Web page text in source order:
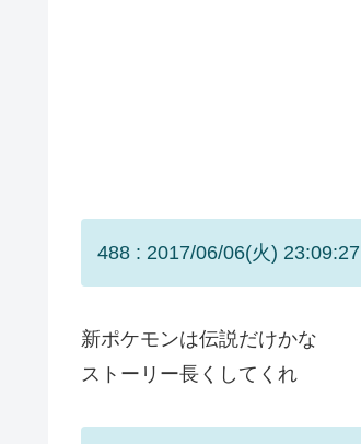
488 : 2017/06/06(火)
新ポケモンは伝説だけかな
ストーリー長くしてくれ